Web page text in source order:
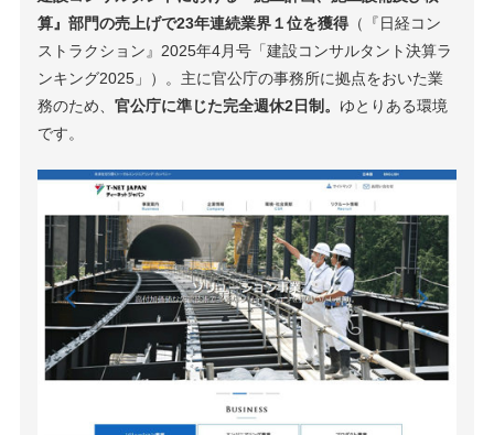
算』部門の売上げで23年連続業界１位を獲得 （『日経コン
ストラクション』2025年4月号「建設コンサルタント決算ラ
ンキング2025」）。主に官公庁の事務所に拠点をおいた業
務のため、官公庁に準じた完全週休2日制。 ゆとりある環境
です。